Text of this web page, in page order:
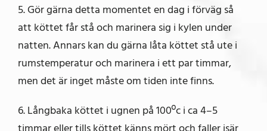
5. Gör gärna detta momentet en dag i förväg så
att köttet får stå och marinera sig i kylen under
natten. Annars kan du gärna låta köttet stå ute i
rumstemperatur och marinera i ett par timmar,
men det är inget måste om tiden inte finns.
6. Långbaka köttet i ugnen på 100ºc i ca 4–5